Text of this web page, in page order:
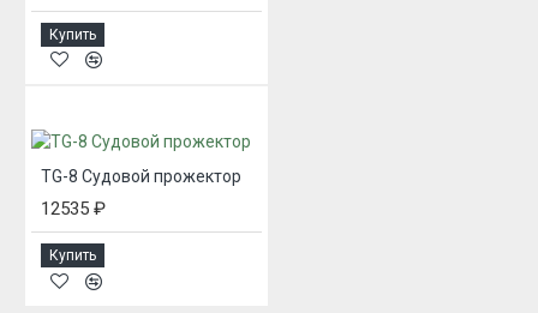
Купить
TG-8 Судовой прожектор
12535 ₽
Купить